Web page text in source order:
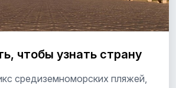
чтобы узнать страну
средиземноморских пляжей,